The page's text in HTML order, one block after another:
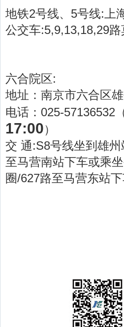
地铁2号线、5号线:上
公交车:5,9,13,18,29
六合院区:
地址：南京市六合区
电话：025-57136532
17:00）
交 通:S8号线坐到雄
至马营南站下车或乘
圈/627路至马营东站